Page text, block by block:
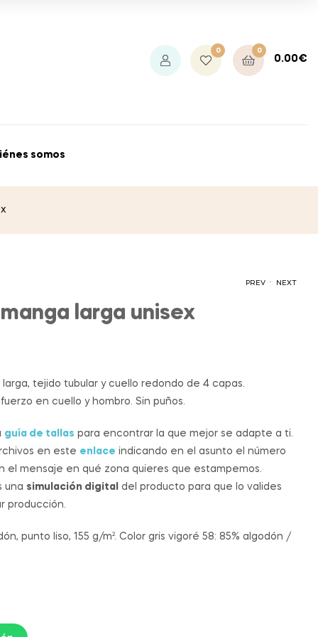
0 0
0.00€
somos
PREV NEXT
larga unisex
tejido tubular y cuello redondo de 4 capas.
en cuello y hombro. Sin puños.
guía de tallas para encontrar la que mejor se adapte a ti.
en este enlace indicando en el asunto el número
el mensaje en qué zona quieres que estampemos.
una simulación digital del producto para que lo valides
producción.
punto liso, 155 g/m². Color gris vigoré 58: 85% algodón /